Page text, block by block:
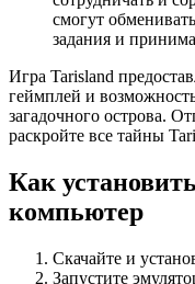
смогут
задания и
Игра Tarisland
геймплей и
загадочного острова.
раскройте все тайны
Как
компьютер
Скачайте и
Запустите